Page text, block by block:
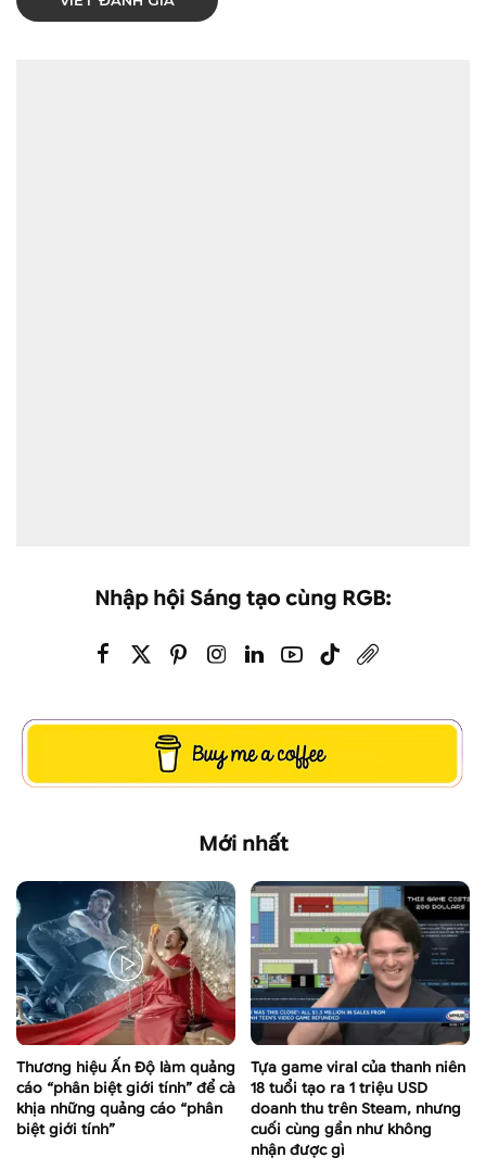
Nhập hội Sáng tạo cùng RGB:
Mới nhất
Thương hiệu Ấn Độ làm quảng
cáo “phân biệt giới tính” để cà
khịa những quảng cáo “phân
biệt giới tính”
Tựa game viral của thanh niên
18 tuổi tạo ra 1 triệu USD
doanh thu trên Steam, nhưng
cuối cùng gần như không
nhận được gì